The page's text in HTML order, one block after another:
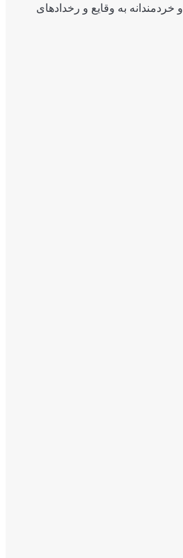
به وقایع و رخدادهای